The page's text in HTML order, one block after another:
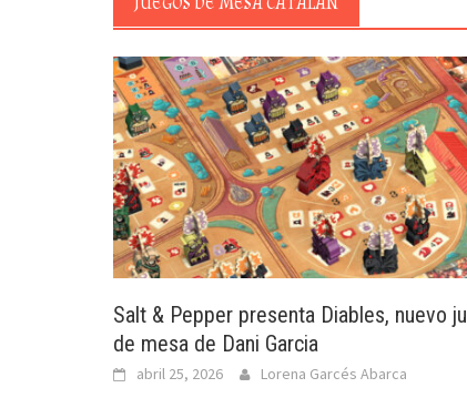
Salt & Pepper presenta Diables, nuevo
de mesa de Dani Garcia
abril 25, 2026 Lorena Garcés Abarca